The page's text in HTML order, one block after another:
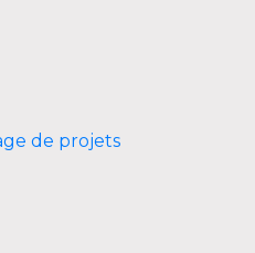
de projets